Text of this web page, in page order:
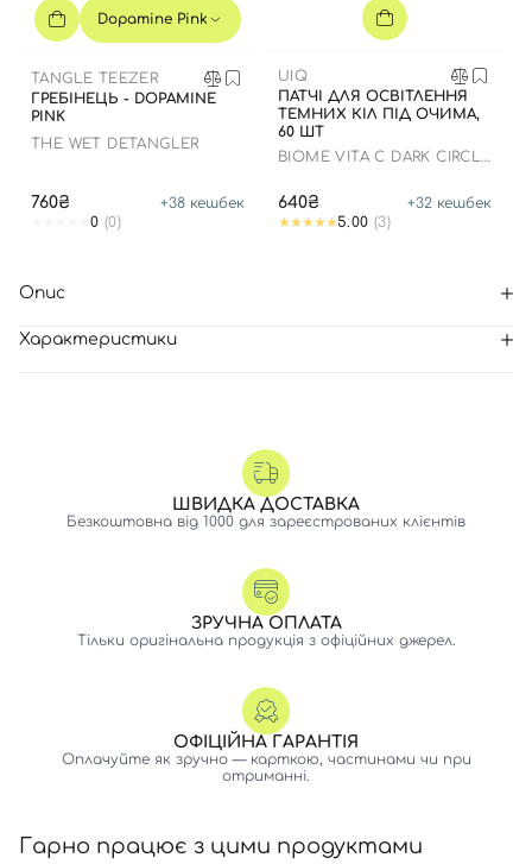
Dopamine Pink
TANGLE TEEZER
ГРЕБІНЕЦЬ - DOPAMINE
PINK
THE WET DETANGLER
760₴ +38 кешбек
0 (0)
UIQ
ПАТЧІ ДЛЯ ОСВІТЛЕННЯ
ТЕМНИХ КІЛ ПІД ОЧИМА,
60 ШТ
BIOME VITA C DARK CIRCLE
640₴ +32 кешбек
5.00 (3)
Опис
Характеристики
ШВИДКА ДОСТАВКА
Безкоштовна від 1000 для зареєстрованих клієнтів
ЗРУЧНА ОПЛАТА
Тільки оригінальна продукція з офіційних джерел.
ОФІЦІЙНА ГАРАНТІЯ
Оплачуйте як зручно — карткою, частинами чи при
отриманні.
Гарно працює з цими продуктами